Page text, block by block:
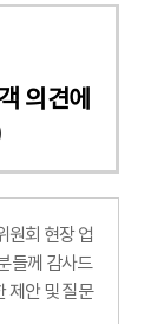
의견에
원회 현장 업
들께 감사드
제안 및 질문